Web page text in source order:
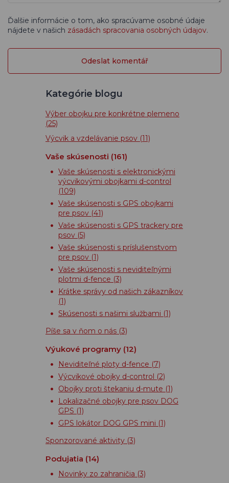
Ďalšie informácie o tom, ako spracúvame osobné údaje
nájdete v našich zásadách spracovania osobných údajov.
Kategórie blogu
Výber obojku pre konkrétne plemeno
(25)
Výcvik a vzdelávanie psov (11)
Vaše skúsenosti (161)
Vaše skúsenosti s elektronickými
výcvikovými obojkami d-control
(109)
Vaše skúsenosti s GPS obojkami
pre psov (41)
Vaše skúsenosti s GPS trackery pre
psov (5)
Vaše skúsenosti s príslušenstvom
pre psov (1)
Vaše skúsenosti s neviditeľnými
plotmi d-fence (3)
Krátke správy od našich zákazníkov
(1)
Skúsenosti s našimi službami (1)
Píše sa v ňom o nás (3)
Výukové programy (12)
Neviditeľné ploty d-fence (7)
Výcvikové obojky d-control (2)
Obojky proti štekaniu d-mute (1)
Lokalizačné obojky pre psov DOG
GPS (1)
GPS lokátor DOG GPS mini (1)
Sponzorované aktivity (3)
Podujatia (14)
Novinky zo zahraničia (3)